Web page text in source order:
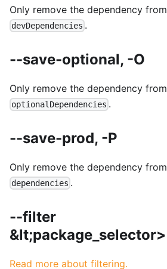
Only remove the dependency from
devDependencies .
--save-optional, -O
Only remove the dependency from
optionalDependencies .
--save-prod, -P
Only remove the dependency from
dependencies .
--filter
&lt;package_selector>
Read more about filtering.